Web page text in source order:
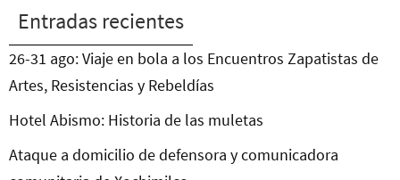
Entradas recientes
26-31 ago: Viaje en bola a los Encuentros Zapatistas de
Artes, Resistencias y Rebeldías
Hotel Abismo: Historia de las muletas
Ataque a domicilio de defensora y comunicadora